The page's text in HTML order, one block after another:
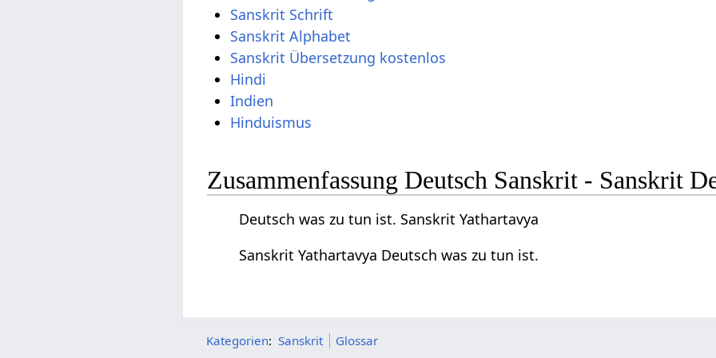
Sanskrit Schrift
Sanskrit Alphabet
Sanskrit Übersetzung kostenlos
Hindi
Indien
Hinduismus
Zusammenfassung Deutsch Sanskrit - Sanskrit
Deutsch was zu tun ist. Sanskrit Yathartavya
Sanskrit Yathartavya Deutsch was zu tun ist.
Kategorien: Sanskrit Glossar